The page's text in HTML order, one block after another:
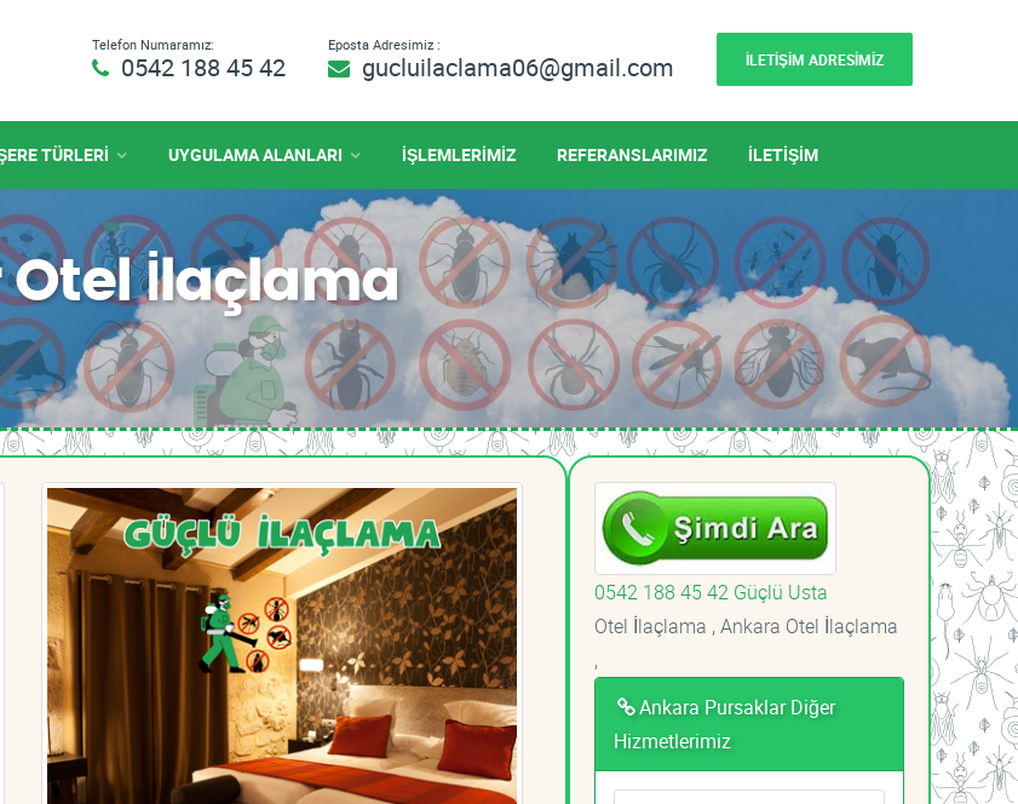
Telefon Numaramız:
0542 188 45 42
Eposta Adresimiz :
gucluilaclama06@gmail.com İLETİŞİM ADRESİMİZ
TÜRLERİ UYGULAMA ALANLARI İŞLEMLERİMİZ REFERANSLARIMIZ İLETİŞİM
İlaçlama
0542 188 45 42 Güçlü Usta
Otel İlaçlama , Ankara Otel İlaçlama
,
Ankara Pursaklar Diğer
Hizmetlerimiz